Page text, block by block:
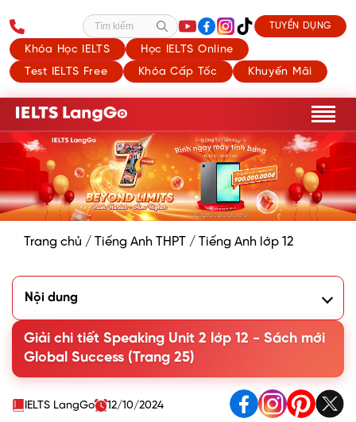
Khóa Học IELTS
Học IELTS Online
Test IELTS Free
Khóa Cấp Tốc Khuyến Mãi
Tìm kiếm TUYỂN DỤNG
Trang chủ / Tiếng Anh THPT / Tiếng Anh lớp 12
Nội dung
Vietnamese culture and some other cultures you know
about. Use the ideas in Getting started and Reading, and
the table and examples below to help you.
2. Work in groups. Your school is organizing a Cultural
Diversity Day. Discuss what the event should include. Use
the ideas in 1 to create the event programme.
Giải chi tiết Speaking Unit 2 lớp 12 - Sách mới
Global Success (Trang 25)
IELTS LangGo 12/10/2024